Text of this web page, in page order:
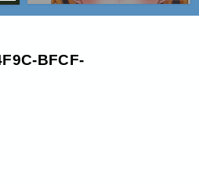
BFCF-